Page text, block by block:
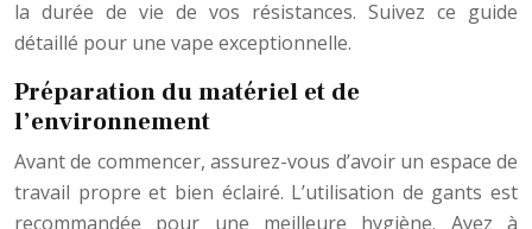
la durée de vie de vos résistances. Suivez ce guide
détaillé pour une vape exceptionnelle.
Préparation du matériel et de
l’environnement
Avant de commencer, assurez-vous d’avoir un espace de
travail propre et bien éclairé. L’utilisation de gants est
recommandée pour une meilleure hygiène. Ayez à